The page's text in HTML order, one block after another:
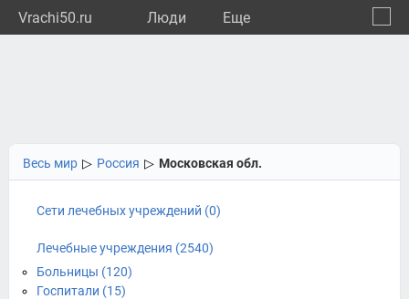
Vrachi50.ru Люди Eще
Весь мир ▷ Россия ▷ Московская обл.
Сети лечебных учреждений (0)
Лечебные учреждения (2540)
Больницы (120)
Госпитали (15)